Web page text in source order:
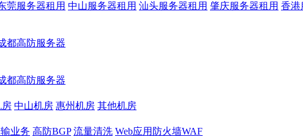
莞服务器租用 中山服务器租用 汕头服务器租用 肇庆服务器租用 香港
都高防服务器
都高防服务器
房 中山机房 惠州机房 其他机房
业务 高防BGP 流量清洗 Web应用防火墙WAF